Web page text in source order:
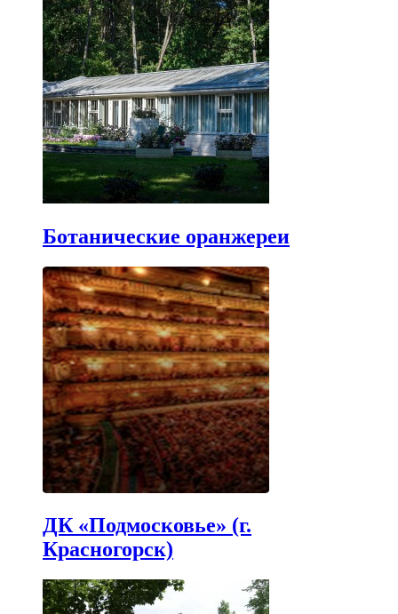
Ботанические оранжереи
ДК «Подмосковье» (г.
Красногорск)